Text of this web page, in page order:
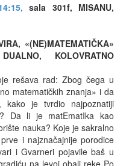
sala 301f, MISANU,
«(NE)MATEMATIČKA»
KOLOVRATNO
rešava rad: Zbog čega u
matematičkih znanja» i da
je tvrdio najpoznatiji
Da li je matEmatIka kao
nauka? Koje je sakralno
i najznačajnije porodice
i Gvarneri pojavile baš u
na levoj obali reke Po